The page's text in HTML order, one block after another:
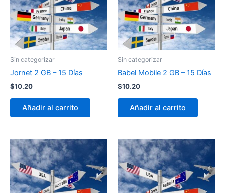
Sin categorizar
Jornet 2 GB – 15 Días
$10.20
Añadir al carrito
Sin categorizar
Babel Mobile 2 GB – 15 Días
$10.20
Añadir al carrito